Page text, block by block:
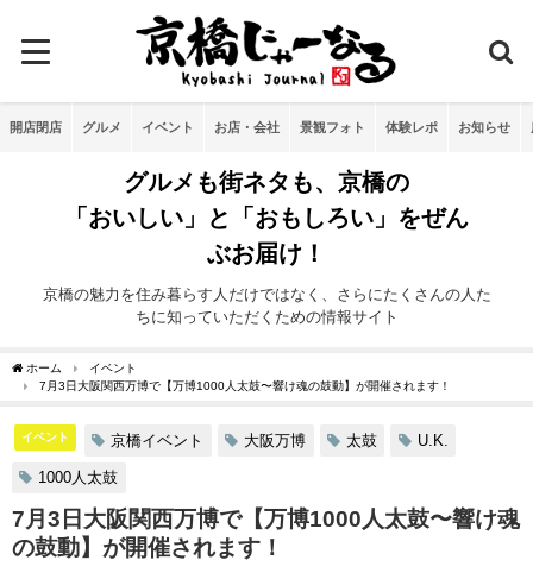
開店閉店 グルメ イベント お店・会社 景観フォト 体験レポ お知らせ
グルメも街ネタも、京橋の
「おいしい」と「おもしろい」をぜん
ぶお届け！
京橋の魅力を住み暮らす人だけではなく、さらにたくさんの人た
ちに知っていただくための情報サイト
ホーム
イベント
7月3日大阪関西万博で【万博1000人太鼓〜響け魂の鼓動】が開催されます！
イベント 京橋イベント 大阪万博 太鼓 U.K.
1000人太鼓
7月3日大阪関西万博で【万博1000人太鼓〜響け魂
の鼓動】が開催されます！